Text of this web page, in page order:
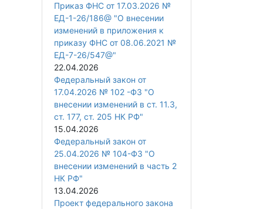
Приказ ФНС от 17.03.2026 №
ЕД-1-26/186@ "О внесении
изменений в приложения к
приказу ФНС от 08.06.2021 №
ЕД-7-26/547@"
22.04.2026
Федеральный закон от
17.04.2026 № 102 -ФЗ "О
внесении изменений в ст. 11.3,
ст. 177, ст. 205 НК РФ"
15.04.2026
Федеральный закон от
25.04.2026 № 104-ФЗ "О
внесении изменений в часть 2
НК РФ"
13.04.2026
Проект федерального закона